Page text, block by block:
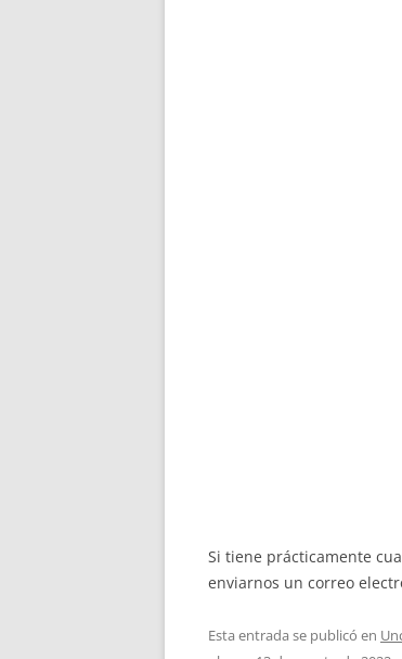
Si tiene prácticamente
enviarnos un correo
Esta entrada se publicó en